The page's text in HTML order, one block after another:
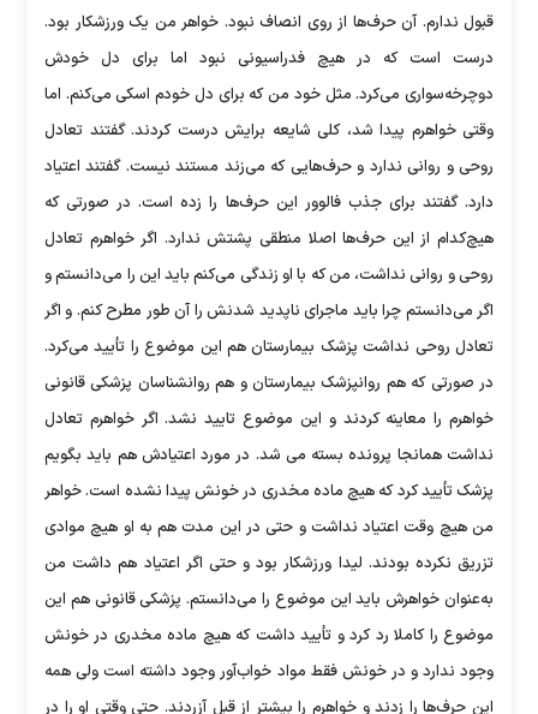
قبول ‏ندارم. آن حرف‌ها از روی انصاف نبود. خواهر من یک ورزشکار بود.
درست ‏است که در هیچ فدراسیونی نبود اما برای دل خودش
دوچرخه‌سواری می‌کرد. ‏مثل خود من که برای دل خودم اسکی می‌کنم. اما
وقتی خواهرم پیدا شد، کلی ‏شایعه برایش درست کردند. گفتند تعادل
روحی و روانی ندارد و حرف‌هایی که می‌زند مستند نیست. گفتند اعتیاد
دارد. گفتند برای جذب فالوور این حرف‌ها را ‏زده است. در صورتی‌ که
هیچ‌کدام از این حرف‌ها اصلا منطقی پشتش ندارد. ‏اگر خواهرم تعادل
روحی و روانی نداشت، من که با او زندگی می‌کنم باید این ‏را می‌دانستم و
اگر می‌دانستم چرا باید ماجرای ناپدید شدنش را آن طور مطرح ‏کنم. و اگر
تعادل روحی نداشت پزشک بیمارستان هم این موضوع را تأیید می‌‏کرد.
در صورتی‌ که هم روانپزشک بیمارستان و هم روانشناسان پزشکی قانونی
خواهرم را معاینه کردند و این موضوع تایید نشد. اگر خواهرم تعادل
نداشت همانجا پرونده بسته می شد. در مورد اعتیادش هم باید بگویم
پزشک تأیید کرد که هیچ ماده مخدری در ‏خونش پیدا نشده است. خواهر
من هیچ وقت اعتیاد نداشت و حتی در این مدت هم ‏به او هیچ موادی
تزریق نکرده بودند. لیدا ورزشکار بود و حتی اگر اعتیاد هم ‏داشت من
به‌عنوان خواهرش باید این موضوع را می‌دانستم. پزشکی قانونی هم ‏این
موضوع را کاملا رد کرد و تأیید داشت که هیچ ماده مخدری در خونش
‏وجود ندارد و در خونش فقط مواد خواب‌آور وجود داشته است ولی همه
این ‏حرف‌ها را زدند و خواهرم را بیشتر از قبل آزردند. حتی وقتی او را در